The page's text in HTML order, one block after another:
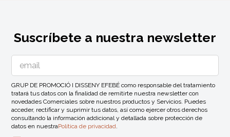
Suscríbete a nuestra newsletter
GRUP DE PROMOCIÓ I DISSENY EFEBÉ como responsable del tratamiento
tratará tus datos con la finalidad de remitirte nuestra newsletter con
novedades Comerciales sobre nuestros productos y Servicios. Puedes
acceder, rectificar y suprimir tus datos, así como ejercer otros derechos
consultando la información addicional y detallada sobre protección de
datos en nuestraPolítica de privacidad